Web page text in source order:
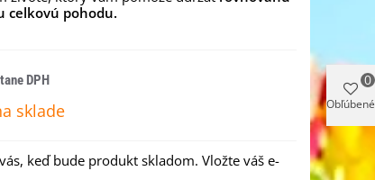
celkovú pohodu.
sklade
keď bude produkt skladom. Vložte váš e-
Obľúbené
0